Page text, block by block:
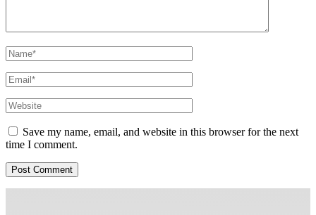
Save my name, email, and website in this browser for the next
time I comment.